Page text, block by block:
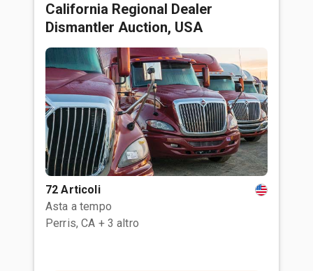
California Regional Dealer
Dismantler Auction, USA
72 Articoli
Asta a tempo
Perris, CA + 3 altro